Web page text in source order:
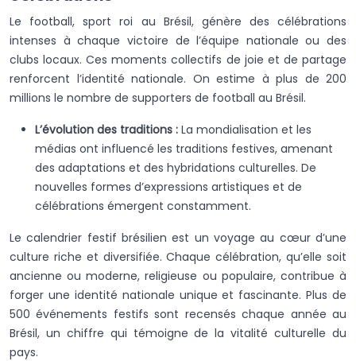
Le football, sport roi au Brésil, génère des célébrations
intenses à chaque victoire de l’équipe nationale ou des
clubs locaux. Ces moments collectifs de joie et de partage
renforcent l’identité nationale. On estime à plus de 200
millions le nombre de supporters de football au Brésil.
L’évolution des traditions : La mondialisation et les
médias ont influencé les traditions festives, amenant
des adaptations et des hybridations culturelles. De
nouvelles formes d’expressions artistiques et de
célébrations émergent constamment.
Le calendrier festif brésilien est un voyage au cœur d’une
culture riche et diversifiée. Chaque célébration, qu’elle soit
ancienne ou moderne, religieuse ou populaire, contribue à
forger une identité nationale unique et fascinante. Plus de
500 événements festifs sont recensés chaque année au
Brésil, un chiffre qui témoigne de la vitalité culturelle du
pays.